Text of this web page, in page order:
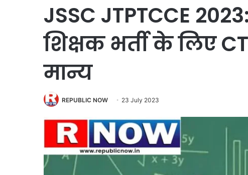
JSSC JTPTCCE
शिक्षक भर्ती के लिए
मान्य
REPUBLIC NOW 23 July 2023